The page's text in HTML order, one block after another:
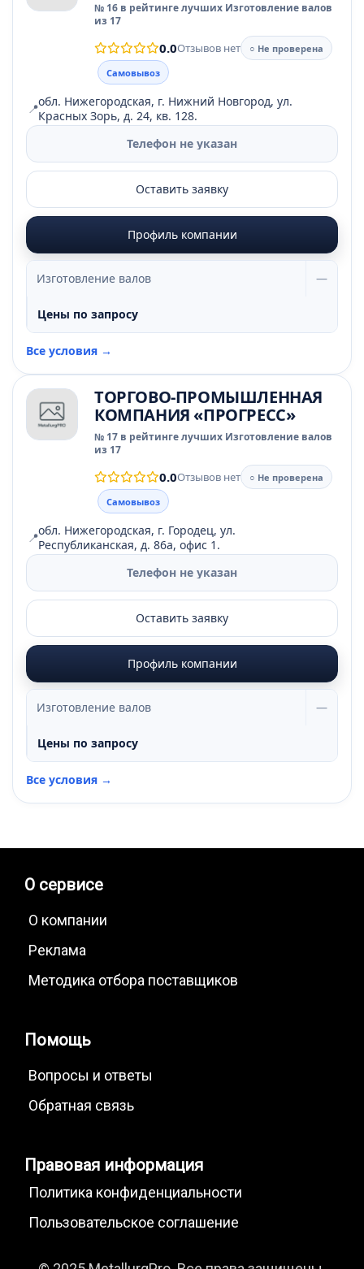
№ 16 в рейтинге лучших Изготовление валов
из 17
0.0Отзывов нет
○ Не проверена
Самовывоз
📍обл. Нижегородская, г. Нижний Новгород, ул.
Красных Зорь, д. 24, кв. 128.
Телефон не указан
Оставить заявку
Профиль компании
Изготовление валов —
Цены по запросу
Все условия →
ТОРГОВО-ПРОМЫШЛЕННАЯ
КОМПАНИЯ «ПРОГРЕСС»
№ 17 в рейтинге лучших Изготовление валов
из 17
0.0Отзывов нет
○ Не проверена
Самовывоз
📍обл. Нижегородская, г. Городец, ул.
Республиканская, д. 86а, офис 1.
Телефон не указан
Оставить заявку
Профиль компании
Изготовление валов —
Цены по запросу
Все условия →
О сервисе
О компании
Реклама
Методика отбора поставщиков
Помощь
Вопросы и ответы
Обратная связь
Правовая информация
Политика конфиденциальности
Пользовательское соглашение